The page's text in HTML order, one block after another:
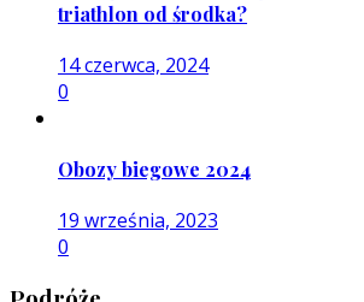
triathlon od środka?
14 czerwca, 2024
0
Obozy biegowe 2024
19 września, 2023
0